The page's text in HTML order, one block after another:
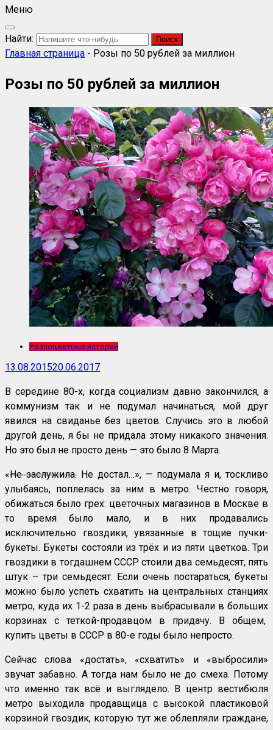
Меню
Найти:
Главная страница - Розы по 50 рублей за миллион
Розы по 50 рублей за миллион
Разноцветные истории
13.08.201520.06.2017
В середине 80-х, когда социализм давно закончился, а
коммунизм так и не подумал начинаться, мой друг
явился на свиданье без цветов. Случись это в любой
другой день, я бы не придала этому никакого значения.
Но это был не просто день — это было 8 Марта.
«Не заслужила.Недостал…», — подумала я и, тоскливо
улыбаясь, поплелась за ним в метро. Честно говоря,
обижаться было грех: цветочных магазинов в Москве в
то время было мало, и в них продавались
исключительно гвоздики, увязанные в тощие пучки-
букеты. Букеты состояли из трёх и из пяти цветков. Три
гвоздики в тогдашнем СССР стоили два семьдесят, пять
штук – три семьдесят. Если очень постараться, букеты
можно было успеть схватить на центральных станциях
метро, куда их 1-2 раза в день выбрасывали в больших
корзинах с теткой-продавцом в придачу. В общем,
купить цветы в СССР в 80-е годы было непросто.
Сейчас слова «достать», «схватить» и «выбросили»
звучат забавно. А тогда нам было не до смеха. Потому
что именно так всё и выглядело. В центр вестибюля
метро выходила продавщица с высокой пластиковой
корзиной гвоздик, которую тут же облепляли граждане,